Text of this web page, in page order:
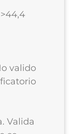
valido
Valida